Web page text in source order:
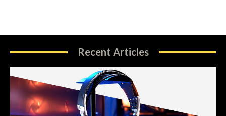
Recent Articles